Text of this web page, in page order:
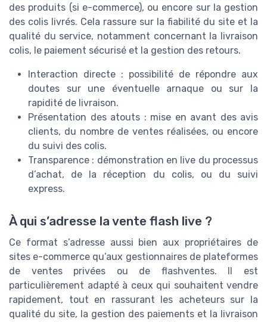
des produits (si e-commerce), ou encore sur la gestion
des colis livrés. Cela rassure sur la fiabilité du site et la
qualité du service, notamment concernant la livraison
colis, le paiement sécurisé et la gestion des retours.
Interaction directe : possibilité de répondre aux
doutes sur une éventuelle arnaque ou sur la
rapidité de livraison.
Présentation des atouts : mise en avant des avis
clients, du nombre de ventes réalisées, ou encore
du suivi des colis.
Transparence : démonstration en live du processus
d’achat, de la réception du colis, ou du suivi
express.
À qui s’adresse la vente flash live ?
Ce format s’adresse aussi bien aux propriétaires de
sites e-commerce qu’aux gestionnaires de plateformes
de ventes privées ou de flashventes. Il est
particulièrement adapté à ceux qui souhaitent vendre
rapidement, tout en rassurant les acheteurs sur la
qualité du site, la gestion des paiements et la livraison